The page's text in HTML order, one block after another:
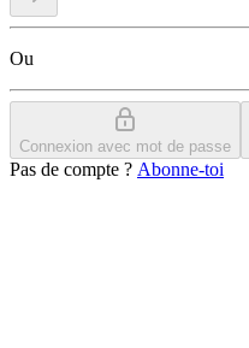
Ou
Connexion avec mot de passe
Pas de compte ? Abonne-toi